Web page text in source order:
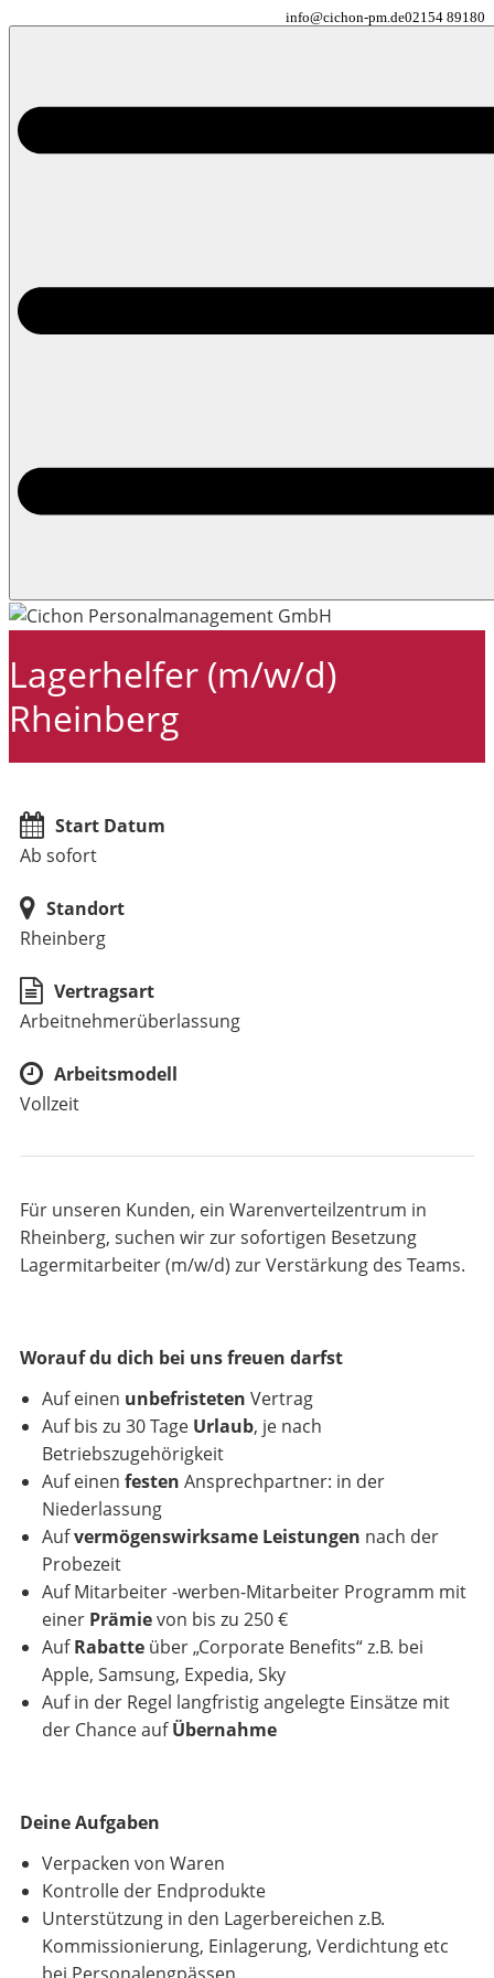
info@cichon-pm.de02154 89180
Lagerhelfer (m/w/d)
Rheinberg
Start Datum
Ab sofort
Standort
Rheinberg
Vertragsart
Arbeitnehmerüberlassung
Arbeitsmodell
Vollzeit
Für unseren Kunden, ein Warenverteilzentrum in
Rheinberg, suchen wir zur sofortigen Besetzung
Lagermitarbeiter (m/w/d) zur Verstärkung des Teams.
Worauf du dich bei uns freuen darfst
Auf einen unbefristeten Vertrag
Auf bis zu 30 Tage Urlaub, je nach
Betriebszugehörigkeit
Auf einen festen Ansprechpartner: in der
Niederlassung
Aufvermögenswirksame Leistungen nach der
Probezeit
Auf Mitarbeiter -werben-Mitarbeiter Programm mit
einer Prämievon bis zu 250 €
AufRabatte über „Corporate Benefits“ z.B. bei
Apple, Samsung, Expedia, Sky
Auf in der Regel langfristig angelegte Einsätze mit
der Chance aufÜbernahme
Deine Aufgaben
Verpacken von Waren
Kontrolle der Endprodukte
Unterstützung in den Lagerbereichen z.B.
Kommissionierung, Einlagerung, Verdichtung etc